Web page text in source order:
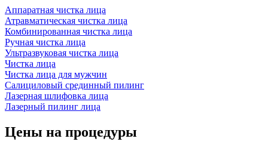
Аппаратная чистка лица
Атравматическая чистка лица
Комбинированная чистка лица
Ручная чистка лица
Ультразвуковая чистка лица
Чистка лица
Чистка лица для мужчин
Салициловый срединный пилинг
Лазерная шлифовка лица
Лазерный пилинг лица
Цены на процедуры